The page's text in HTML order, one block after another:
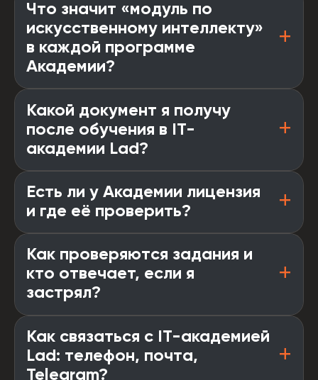
Что значит «модуль по
искусственному интеллекту»
в каждой программе
Академии?
Какой документ я получу
после обучения в IT-
академии Lad?
Есть ли у Академии лицензия
и где её проверить?
Как проверяются задания и
кто отвечает, если я
застрял?
Как связаться с IT-академией
Lad: телефон, почта,
Telegram?